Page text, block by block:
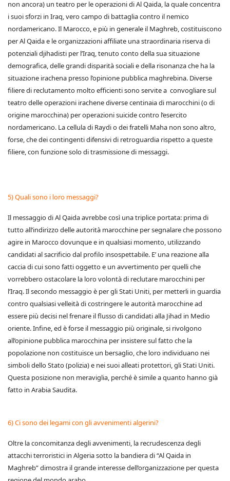
non ancora) un teatro per le operazioni di Al Qaida, la quale concentra
i suoi sforzi in Iraq, vero campo di battaglia contro il nemico
nordamericano. Il Marocco, e più in generale il Maghreb, costituiscono
per Al Qaida e le organizzazioni affiliate una straordinaria riserva di
potenziali djihadisti per l’Iraq, tenuto conto della sua situazione
demografica, delle grandi disparità sociali e della risonanza che ha la
situazione irachena presso l’opinione pubblica maghrebina. Diverse
filiere di reclutamento molto efficienti sono servite a convogliare sul
teatro delle operazioni irachene diverse centinaia di marocchini (o di
origine marocchina) per operazioni suicide contro l’esercito
nordamericano. La cellula di Raydi o dei fratelli Maha non sono altro,
forse, che dei contingenti difensivi di retroguardia rispetto a queste
filiere, con funzione solo di trasmissione di messaggi.
5) Quali sono i loro messaggi?
Il messaggio di Al Qaida avrebbe così una triplice portata: prima di
tutto all’indirizzo delle autorità marocchine per segnalare che possono
agire in Marocco dovunque e in qualsiasi momento, utilizzando
candidati al sacrificio dal profilo insospettabile. E’ una reazione alla
caccia di cui sono fatti oggetto e un avvertimento per quelli che
vorrebbero ostacolare la loro volontà di reclutare marocchini per
l’Iraq. Il secondo messaggio è per gli Stati Uniti, per metterli in guardia
contro qualsiasi velleità di costringere le autorità marocchine ad
essere più decisi nel frenare il flusso di candidati alla Jihad in Medio
oriente. Infine, ed è forse il messaggio più originale, si rivolgono
all’opinione pubblica marocchina per insistere sul fatto che la
popolazione non costituisce un bersaglio, che loro individuano nei
simboli dello Stato (polizia) e nei suoi alleati protettori, gli Stati Uniti.
Questa posizione non meraviglia, perché è simile a quanto hanno già
fatto in Arabia Saudita.
6) Ci sono dei legami con gli avvenimenti algerini?
Oltre la concomitanza degli avvenimenti, la recrudescenza degli
attacchi terroristici in Algeria sotto la bandiera di “Al Qaida in
Maghreb” dimostra il grande interesse dell’organizzazione per questa